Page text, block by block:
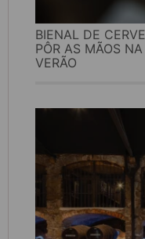
BIENAL DE
PÔR AS MÃOS
VERÃO